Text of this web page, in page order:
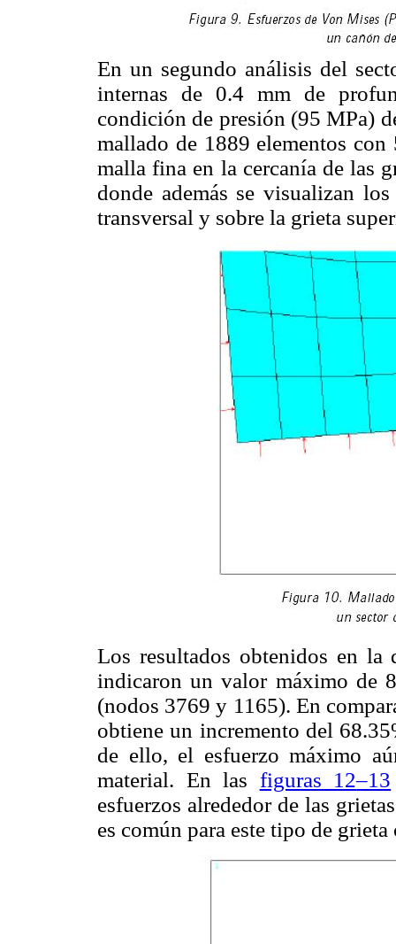
En un segundo análisis del
internas de 0.4 mm de
condición de presión (95 MPa)
mallado de 1889 elementos
malla fina en la cercanía de las
donde además se visualizan
transversal y sobre la grieta
Los resultados obtenidos en
indicaron un valor máximo de
(nodos 3769 y 1165). En
obtiene un incremento del
de ello, el esfuerzo máximo
material. En las figuras 12–13
esfuerzos alrededor de las
es común para este tipo de